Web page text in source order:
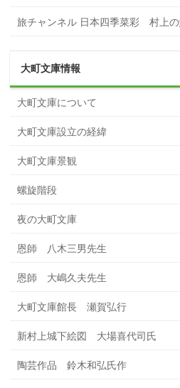
旅チャンネル 日本四季菜彩 村上の
大町文庫情報
大町文庫について
大町文庫設立の経緯
大町文庫景観
螺旋階段
夜の大町文庫
恩師 八木三男先生
恩師 大嶋久夫先生
大町文庫館長 瀬賀弘行
新村上城下絵図 大場喜代司氏
陶芸作品 鈴木和弘氏作